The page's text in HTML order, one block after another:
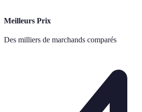
Meilleurs Prix
Des milliers de marchands comparés